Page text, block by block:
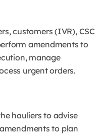
customers (IVR), CSC
amendments to
manage
urgent orders.
hauliers to advise
to plan